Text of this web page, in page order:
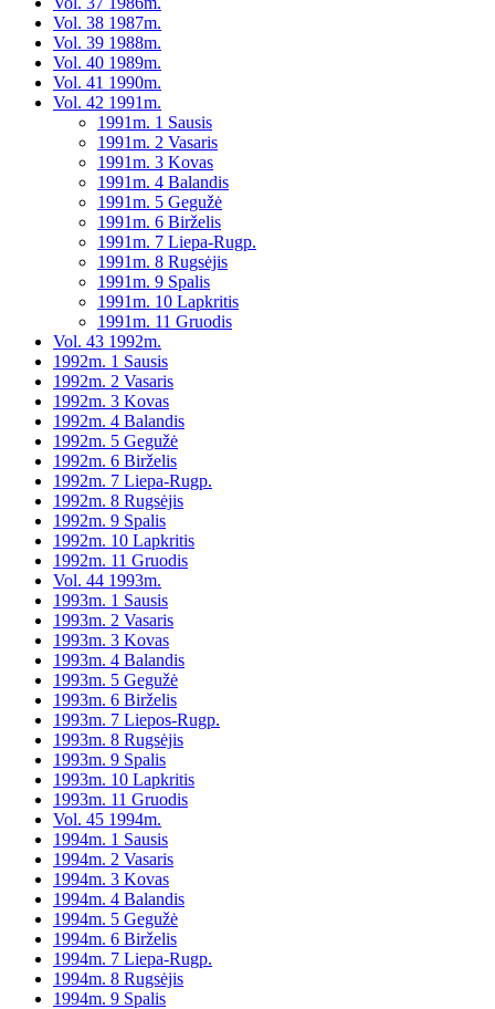
Vol. 38 1987m.
Vol. 39 1988m.
Vol. 40 1989m.
Vol. 41 1990m.
Vol. 42 1991m.
1991m. 1 Sausis
1991m. 2 Vasaris
1991m. 3 Kovas
1991m. 4 Balandis
1991m. 5 Gegužė
1991m. 6 Birželis
1991m. 7 Liepa-Rugp.
1991m. 8 Rugsėjis
1991m. 9 Spalis
1991m. 10 Lapkritis
1991m. 11 Gruodis
Vol. 43 1992m.
1992m. 1 Sausis
1992m. 2 Vasaris
1992m. 3 Kovas
1992m. 4 Balandis
1992m. 5 Gegužė
1992m. 6 Birželis
1992m. 7 Liepa-Rugp.
1992m. 8 Rugsėjis
1992m. 9 Spalis
1992m. 10 Lapkritis
1992m. 11 Gruodis
Vol. 44 1993m.
1993m. 1 Sausis
1993m. 2 Vasaris
1993m. 3 Kovas
1993m. 4 Balandis
1993m. 5 Gegužė
1993m. 6 Birželis
1993m. 7 Liepos-Rugp.
1993m. 8 Rugsėjis
1993m. 9 Spalis
1993m. 10 Lapkritis
1993m. 11 Gruodis
Vol. 45 1994m.
1994m. 1 Sausis
1994m. 2 Vasaris
1994m. 3 Kovas
1994m. 4 Balandis
1994m. 5 Gegužė
1994m. 6 Birželis
1994m. 7 Liepa-Rugp.
1994m. 8 Rugsėjis
1994m. 9 Spalis